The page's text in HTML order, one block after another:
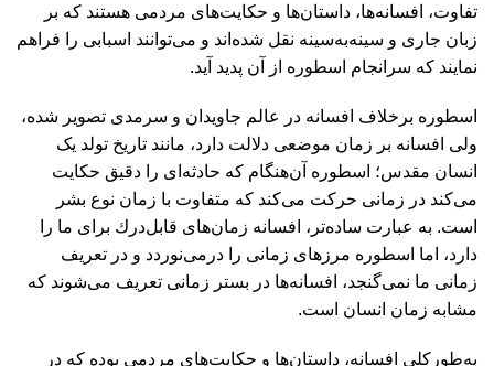
تفاوت، افسانه‌ها، داستان‌ها و حكايت‌های مردمی هستند كه بر
زبان جاری و سينه‌به‌سينه نقل شده‌اند و می‌توانند اسبابی را فراهم
نمايند كه سرانجام اسطوره از آن پديد آيد.
اسطوره برخلاف افسانه در عالم جاويدان و سرمدی تصوير شده،
ولی افسانه بر زمان موضعی دلالت دارد، مانند تاريخ تولد يک
انسان مقدس؛ اسطوره آن‌هنگام كه حادثه‌ای را دقيق حكايت
می‌كند در زمانی حركت می‌كند كه متفاوت با زمان نوع بشر
است. به عبارت ساده‌تر، افسانه زمان‌های قابل‌درك برای ما را
دارد، اما اسطوره مرزهای زمانی را درمی‌نوردد و در تعريف
زمانی ما نمی‌گنجد، افسانه‌ها در بستر زمانی تعريف می‌شوند كه
مشابه زمان انسان است.
به‌طوركلی افسانه، داستان‌ها و حكايت‌های مردمی بوده كه در